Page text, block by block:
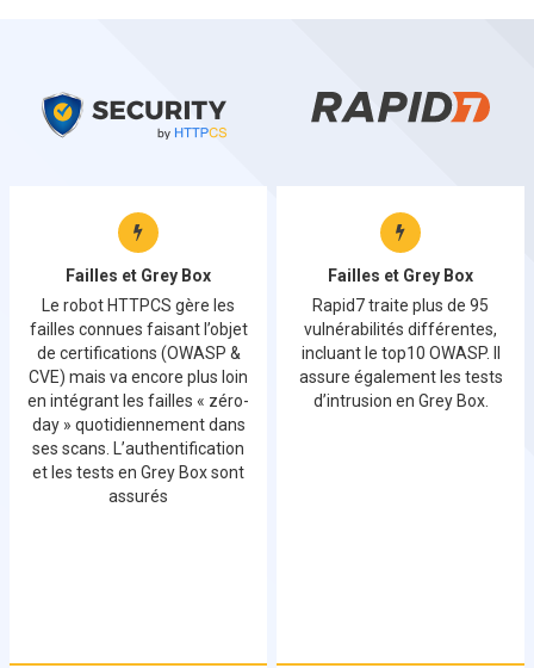
Failles et Grey Box
Le robot HTTPCS gère les
failles connues faisant l’objet
de certifications (OWASP &
CVE) mais va encore plus loin
en intégrant les failles « zéro-
day » quotidiennement dans
ses scans. L’authentification
et les tests en Grey Box sont
assurés
Failles et Grey Box
Rapid7 traite plus de 95
vulnérabilités différentes,
incluant le top10 OWASP. Il
assure également les tests
d’intrusion en Grey Box.